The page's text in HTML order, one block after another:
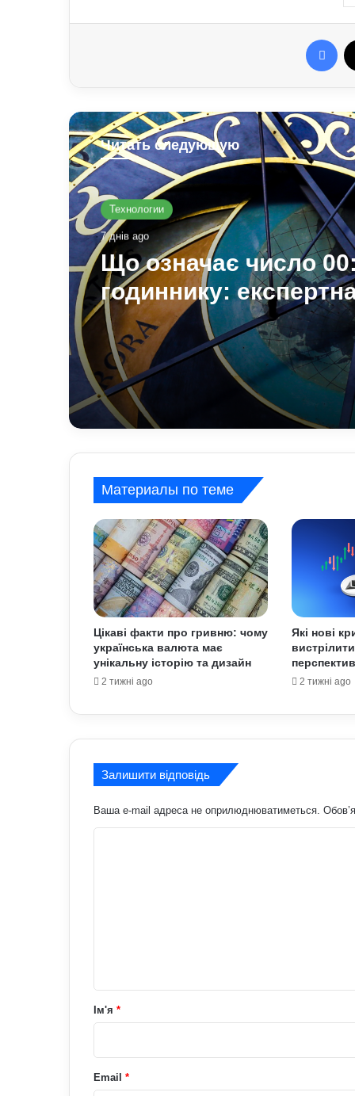
Читать следующую
Технологии
7 днів ago
Що означає число
годиннику:
думка езотериків
Материалы по теме
Цікаві факти про гривню: чому
українська валюта має
унікальну історію та дизайн
2 тижні ago
Які нові
2 тижні ago
Залишити відповідь
Ваша e-mail адреса не оприлюднюватиметься.
рІм'я *
Email *